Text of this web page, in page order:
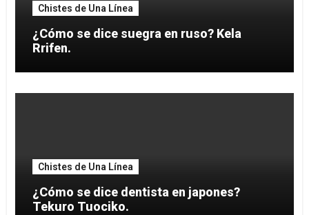
Chistes de Una Línea
¿Cómo se dice suegra en ruso? Kela
Rrifen.
Chistes de Una Línea
¿Cómo se dice dentista en japones?
Tekuro Tuociko.